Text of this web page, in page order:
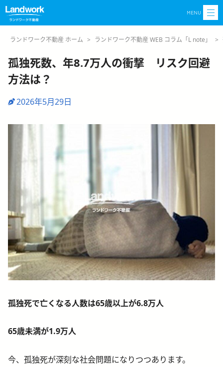
MENU
ランドワーク不動産 ホーム > ランドワーク不動産 WEB コラム「L note」 >
孤独死数、年8.7万人の衝撃 リスク回避
方法は？
2026年5月29日
孤独死で亡くなる人数は65歳以上が6.8万人
65歳未満が1.9万人
今、孤独死が深刻な社会問題になりつつあります。